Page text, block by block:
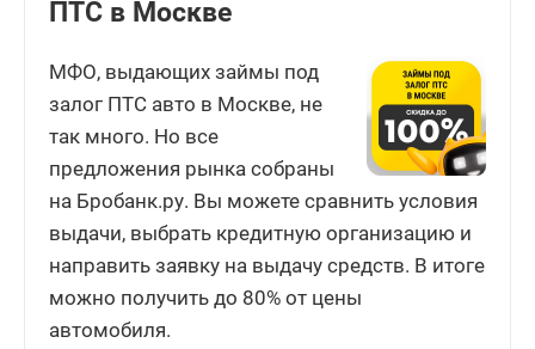
ПТС в Москве
МФО, выдающих займы под
залог ПТС авто в Москве, не
так много. Но все
предложения рынка собраны
на Бробанк.ру. Вы можете сравнить условия
выдачи, выбрать кредитную организацию и
направить заявку на выдачу средств. В итоге
можно получить до 80% от цены
автомобиля.